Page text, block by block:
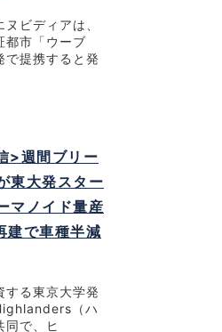
ビディアは、
都市「ウーブ
で提携すると発
週間ブリー
東大発スター
マノイド量産
建で車種半減
する東京大学発
（ハ
同で、ヒ